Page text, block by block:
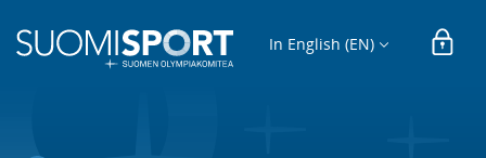
In English (EN)